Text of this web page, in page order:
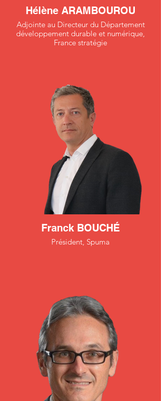
Hélène ARAMBOUROU
Adjointe au Directeur du Département
développement durable et numérique,
France stratégie
Franck BOUCHÉ
Président, Spuma